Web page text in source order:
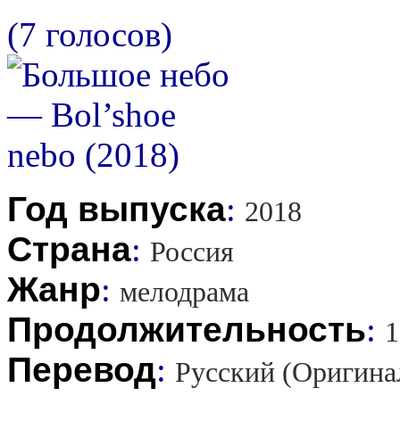
(7 голосов)
Год выпуска: 2018
Страна: Россия
Жанр: мелодрама
Продолжительность:
Перевод: Русский